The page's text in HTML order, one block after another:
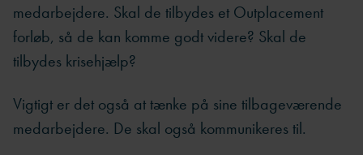
medarbejdere. Skal de tilbydes et Outplacement
forløb, så de kan komme godt videre? Skal de
tilbydes krisehjælp?
Vigtigt er det også at tænke på sine tilbageværende
medarbejdere. De skal også kommunikeres til.